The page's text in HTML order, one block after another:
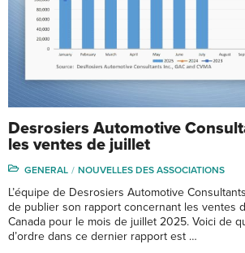
Desrosiers Automotive
les ventes de juillet
GENERAL NOUVELLES DES ASSOCIATIONS
L’équipe de Desrosiers Automotive
de publier son rapport concernant les ventes
Canada pour le mois de juillet 2025. Voici de
d’ordre dans ce dernier rapport est …